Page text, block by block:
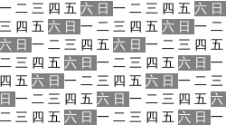
一 二 三 四 五 六 日 一 二 三 四 五 六 日
三 四 五 六 日 一 二 三 四 五 六 日 一 二
六 日 一 二 三 四 五 六 日 一 二 三 四 五
二 三 四 五 六 日 一 二 三 四 五 六 日 一
四 五 六 日 一 二 三 四 五 六 日 一 二 三
日 一 二 三 四 五 六 日 一 二 三 四 五 六
二 三 四 五 六 日 一 二 三 四 五 六 日 一